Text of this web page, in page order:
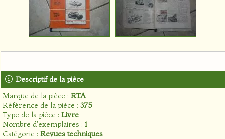
Descriptif de la pièce
Marque de la pièce : RTA
Référence de la pièce : 375
Type de la pièce : Livre
Nombre d'exemplaires : 1
Catégorie : Revues techniques